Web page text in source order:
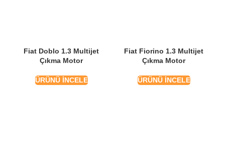
Fiat Doblo 1.3 Multijet
Çıkma Motor
ÜRÜNÜ İNCELE
Fiat Fiorino 1.3 Multijet
Çıkma Motor
ÜRÜNÜ İNCELE